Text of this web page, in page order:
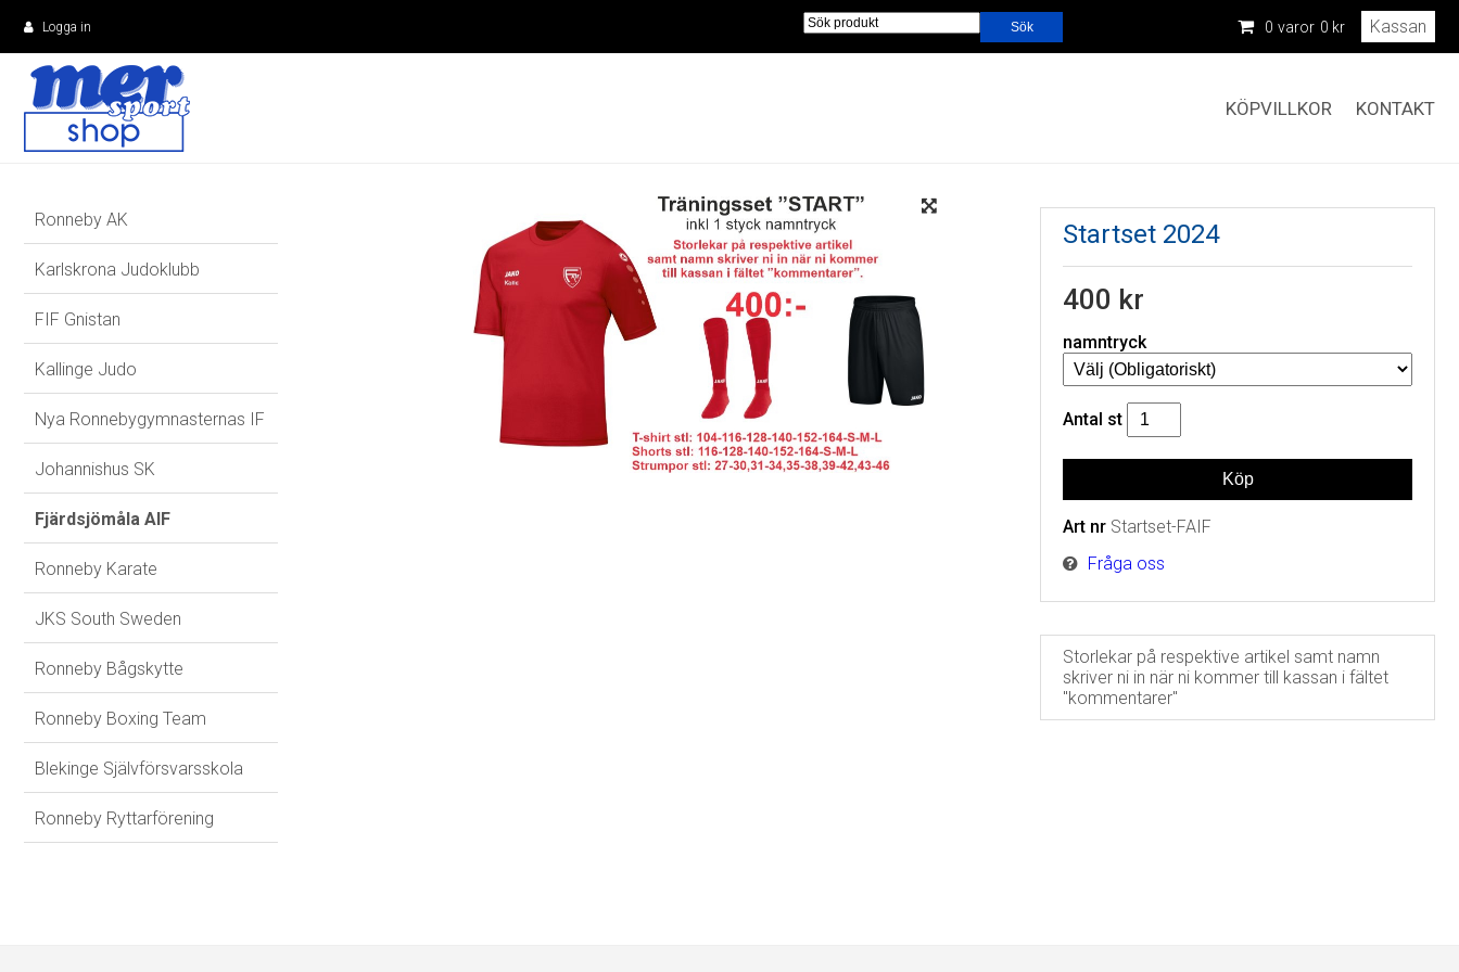
Logga in 0 varor 0 kr Kassan
KÖPVILLKOR KONTAKT
Ronneby AK
Karlskrona Judoklubb
FIF Gnistan
Kallinge Judo
Nya Ronnebygymnasternas IF
Johannishus SK
Fjärdsjömåla AIF
Ronneby Karate
JKS South Sweden
Ronneby Bågskytte
Ronneby Boxing Team
Blekinge Självförsvarsskola
Ronneby Ryttarförening
Startset 2024
400 kr
namntryck
Antal st
Art nr Startset-FAIF
Fråga oss
Storlekar på respektive artikel samt namn
skriver ni in när ni kommer till kassan i fältet
"kommentarer"